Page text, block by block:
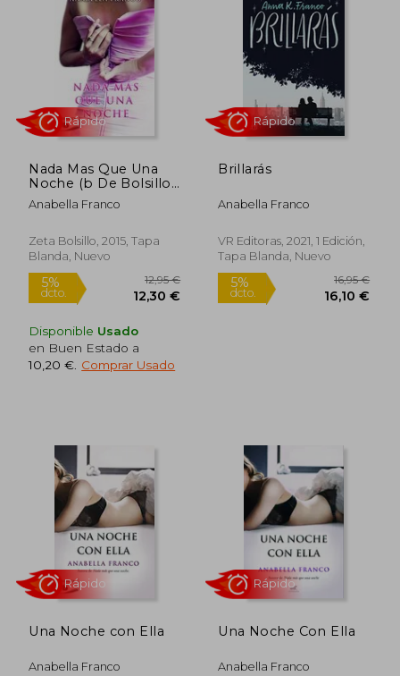
Nada Mas Que Una
Noche (b De Bolsillo
Romantica)
Anabella Franco
Zeta Bolsillo, 2015, Tapa
Blanda, Nuevo
Disponible Usado
en Buen Estado a
10,20 € Comprar Usado
Brillarás
Anabella Franco
VR Editoras, 2021, 1 Edición,
Tapa Blanda, Nuevo
Una Noche con Ella
Anabella Franco
Una Noche Con Ella
Anabella Franco